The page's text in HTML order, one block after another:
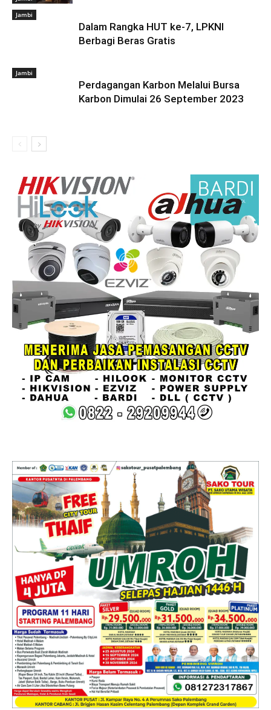
Jambi
Dalam Rangka HUT ke-7, LPKNI
Berbagi Beras Gratis
Jambi
Perdagangan Karbon Melalui Bursa
Karbon Dimulai 26 September 2023